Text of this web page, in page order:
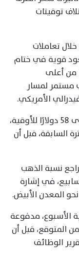
توقيتات
تعاملات
قوية في ختام
من أعلى
مستمر لمسار
الأمريكي.
وبدأت الفضة الأسبوع بالقرب من مستوى 58 دولارًا للأوقية،
السابقة، قبل أن
بنحو 2.5%، مع تراجع نسبة الذهب
في إشارة
المعدن الأبيض.
الأسبوع، مدفوعة
المتوقع، قبل أن
الوظائف